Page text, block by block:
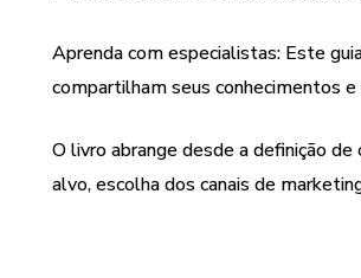
- Criar
Aprenda com especialistas: Este
compartilham seus conhecimentos
O livro abrange desde a definição
alvo, escolha dos canais de